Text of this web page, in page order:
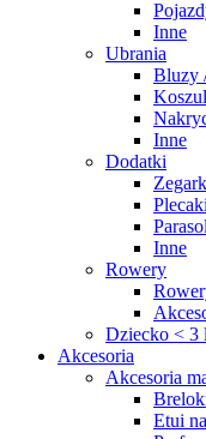
Inne
Ubrania
Bluzy
Inne
Dodatki
Inne
Rowery
Dziecko < 3
Akcesoria
Akcesoria
Etui